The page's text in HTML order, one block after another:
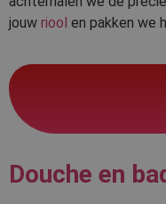
jouw riool en pakken we
Douche en